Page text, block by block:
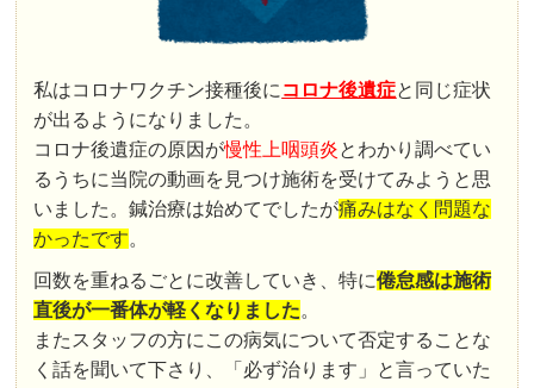
私はコロナワクチン接種後に コロナ後遺症と同じ症状
が出るようになりました。
コロナ後遺症の原因が慢性上咽頭炎とわかり調べてい
るうちに当院の動画を見つけ施術を受けてみようと思
いました。鍼治療は始めてでしたが痛みはなく問題な
かったです。
回数を重ねるごとに改善していき、特に倦怠感は施術
直後が一番体が軽くなりました。
またスタッフの方にこの病気について否定することな
く話を聞いて下さり、「必ず治ります」と言っていた